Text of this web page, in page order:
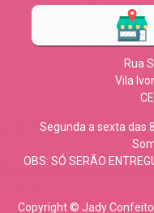
Rua
Vila
Segunda a sexta das
OBS: SÓ SERÃO
Copyright © Jady